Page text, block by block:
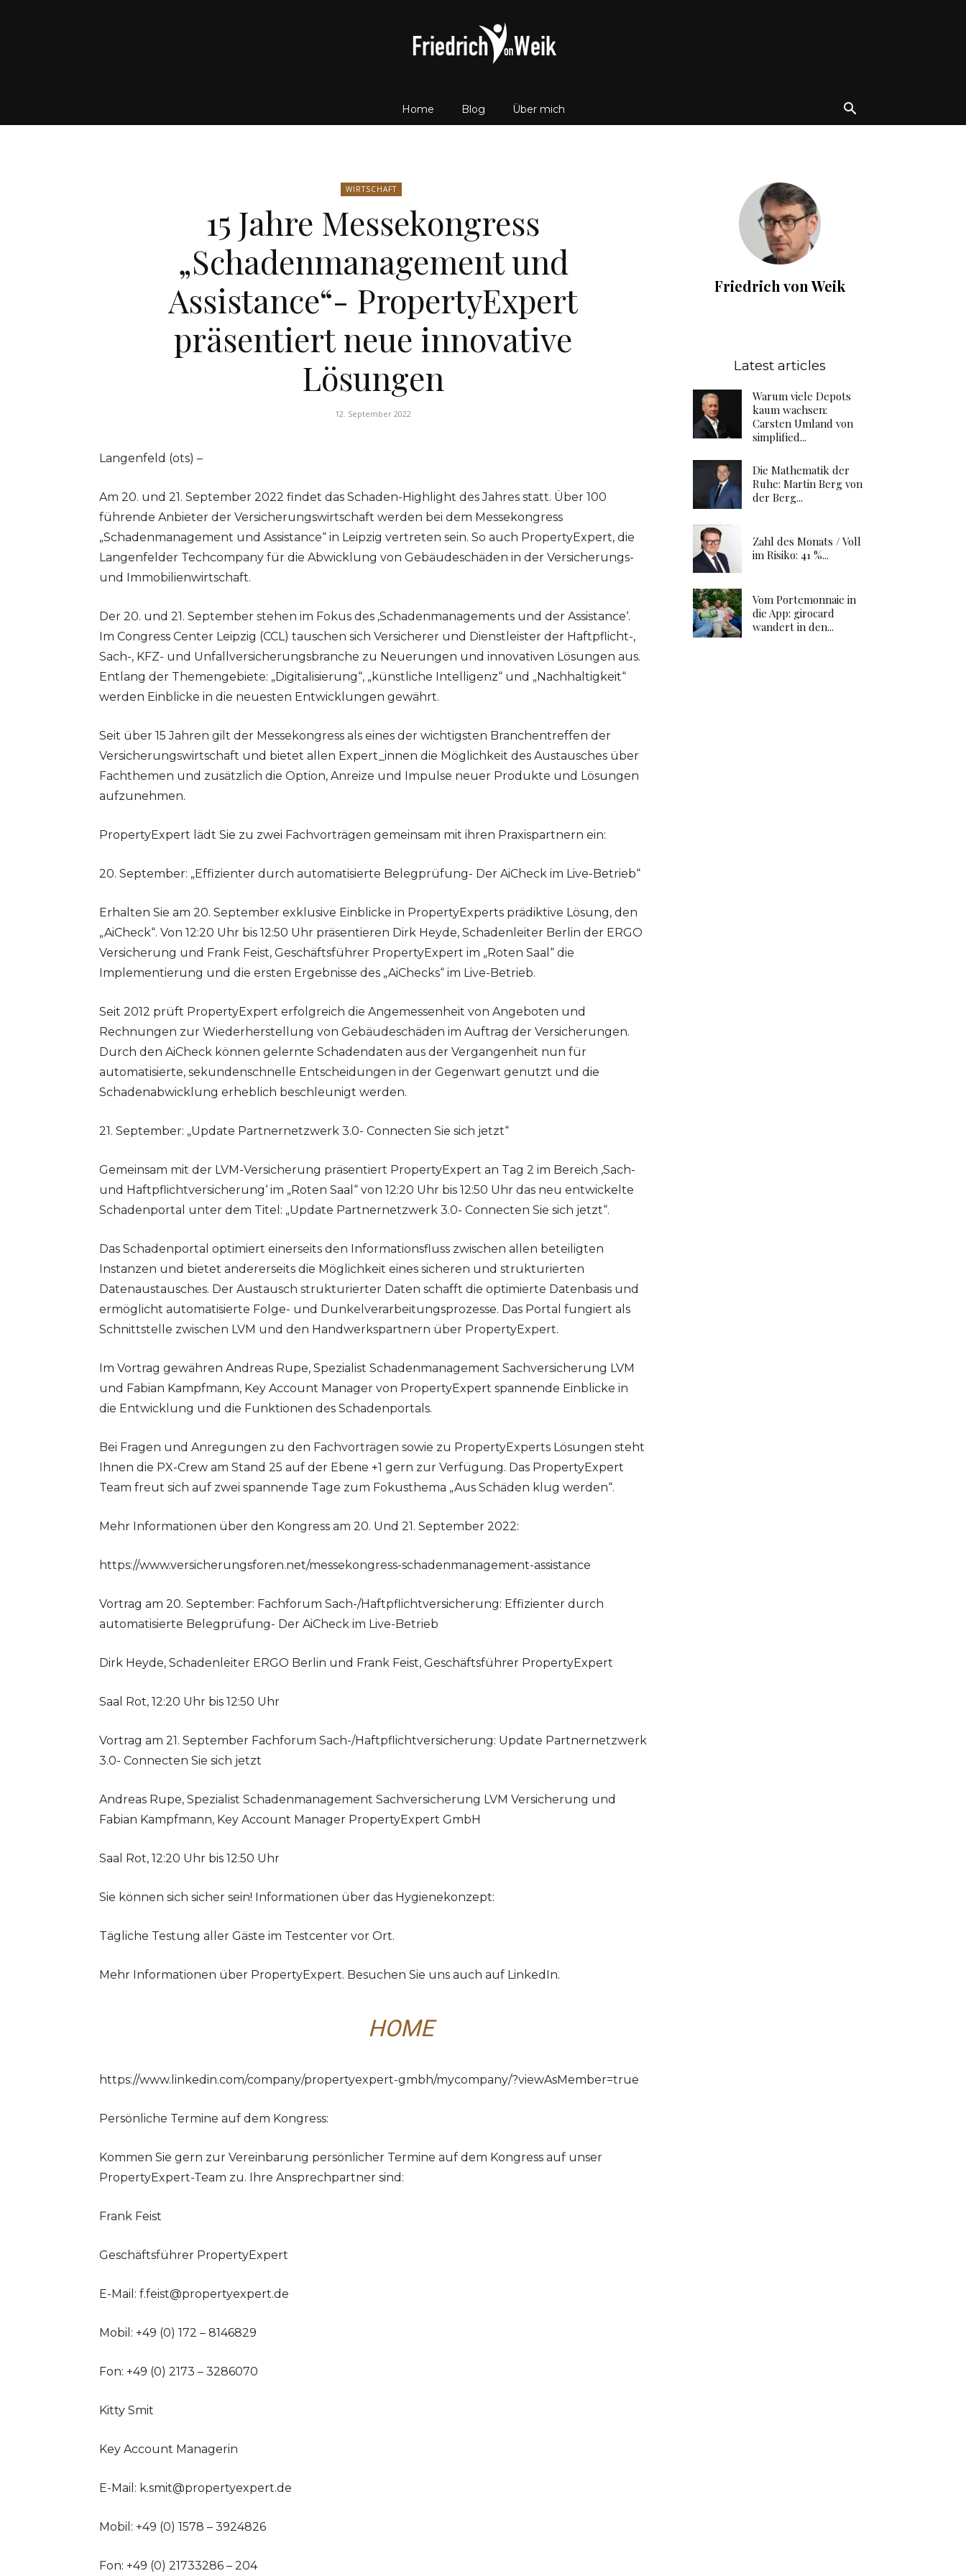
Friedrich
von
Weik
Home Blog Über mich
WIRTSCHAFT
15 Jahre Messekongress
„Schadenmanagement und
Assistance“- PropertyExpert
präsentiert neue innovative
Lösungen
12. September 2022
Langenfeld (ots) –
Am 20. und 21. September 2022 findet das Schaden-Highlight des Jahres statt. Über 100
führende Anbieter der Versicherungswirtschaft werden bei dem Messekongress
„Schadenmanagement und Assistance“ in Leipzig vertreten sein. So auch PropertyExpert, die
Langenfelder Techcompany für die Abwicklung von Gebäudeschäden in der Versicherungs-
und Immobilienwirtschaft.
Der 20. und 21. September stehen im Fokus des ‚Schadenmanagements und der Assistance‘.
Im Congress Center Leipzig (CCL) tauschen sich Versicherer und Dienstleister der Haftpflicht-,
Sach-, KFZ- und Unfallversicherungsbranche zu Neuerungen und innovativen Lösungen aus.
Entlang der Themengebiete: „Digitalisierung“, „künstliche Intelligenz“ und „Nachhaltigkeit“
werden Einblicke in die neuesten Entwicklungen gewährt.
Seit über 15 Jahren gilt der Messekongress als eines der wichtigsten Branchentreffen der
Versicherungswirtschaft und bietet allen Expert_innen die Möglichkeit des Austausches über
Fachthemen und zusätzlich die Option, Anreize und Impulse neuer Produkte und Lösungen
aufzunehmen.
PropertyExpert lädt Sie zu zwei Fachvorträgen gemeinsam mit ihren Praxispartnern ein:
20. September: „Effizienter durch automatisierte Belegprüfung- Der AiCheck im Live-Betrieb“
Erhalten Sie am 20. September exklusive Einblicke in PropertyExperts prädiktive Lösung, den
„AiCheck“. Von 12:20 Uhr bis 12:50 Uhr präsentieren Dirk Heyde, Schadenleiter Berlin der ERGO
Versicherung und Frank Feist, Geschäftsführer PropertyExpert im „Roten Saal“ die
Implementierung und die ersten Ergebnisse des „AiChecks“ im Live-Betrieb.
Seit 2012 prüft PropertyExpert erfolgreich die Angemessenheit von Angeboten und
Rechnungen zur Wiederherstellung von Gebäudeschäden im Auftrag der Versicherungen.
Durch den AiCheck können gelernte Schadendaten aus der Vergangenheit nun für
automatisierte, sekundenschnelle Entscheidungen in der Gegenwart genutzt und die
Schadenabwicklung erheblich beschleunigt werden.
21. September: „Update Partnernetzwerk 3.0- Connecten Sie sich jetzt“
Gemeinsam mit der LVM-Versicherung präsentiert PropertyExpert an Tag 2 im Bereich ‚Sach-
und Haftpflichtversicherung‘ im „Roten Saal“ von 12:20 Uhr bis 12:50 Uhr das neu entwickelte
Schadenportal unter dem Titel: „Update Partnernetzwerk 3.0- Connecten Sie sich jetzt“.
Das Schadenportal optimiert einerseits den Informationsfluss zwischen allen beteiligten
Instanzen und bietet andererseits die Möglichkeit eines sicheren und strukturierten
Datenaustausches. Der Austausch strukturierter Daten schafft die optimierte Datenbasis und
ermöglicht automatisierte Folge- und Dunkelverarbeitungsprozesse. Das Portal fungiert als
Schnittstelle zwischen LVM und den Handwerkspartnern über PropertyExpert.
Im Vortrag gewähren Andreas Rupe, Spezialist Schadenmanagement Sachversicherung LVM
und Fabian Kampfmann, Key Account Manager von PropertyExpert spannende Einblicke in
die Entwicklung und die Funktionen des Schadenportals.
Bei Fragen und Anregungen zu den Fachvorträgen sowie zu PropertyExperts Lösungen steht
Ihnen die PX-Crew am Stand 25 auf der Ebene +1 gern zur Verfügung. Das PropertyExpert
Team freut sich auf zwei spannende Tage zum Fokusthema „Aus Schäden klug werden“.
Mehr Informationen über den Kongress am 20. Und 21. September 2022:
https://www.versicherungsforen.net/messekongress-schadenmanagement-assistance
Vortrag am 20. September: Fachforum Sach-/Haftpflichtversicherung: Effizienter durch
automatisierte Belegprüfung- Der AiCheck im Live-Betrieb
Dirk Heyde, Schadenleiter ERGO Berlin und Frank Feist, Geschäftsführer PropertyExpert
Saal Rot, 12:20 Uhr bis 12:50 Uhr
Vortrag am 21. September Fachforum Sach-/Haftpflichtversicherung: Update Partnernetzwerk
3.0- Connecten Sie sich jetzt
Andreas Rupe, Spezialist Schadenmanagement Sachversicherung LVM Versicherung und
Fabian Kampfmann, Key Account Manager PropertyExpert GmbH
Saal Rot, 12:20 Uhr bis 12:50 Uhr
Sie können sich sicher sein! Informationen über das Hygienekonzept:
Tägliche Testung aller Gäste im Testcenter vor Ort.
Mehr Informationen über PropertyExpert. Besuchen Sie uns auch auf LinkedIn.
HOME
https://www.linkedin.com/company/propertyexpert-gmbh/mycompany/?viewAsMember=true
Persönliche Termine auf dem Kongress:
Kommen Sie gern zur Vereinbarung persönlicher Termine auf dem Kongress auf unser
PropertyExpert-Team zu. Ihre Ansprechpartner sind:
Frank Feist
Geschäftsführer PropertyExpert
E-Mail: f.feist@propertyexpert.de
Mobil: +49 (0) 172 – 8146829
Fon: +49 (0) 2173 – 3286070
Kitty Smit
Key Account Managerin
E-Mail: k.smit@propertyexpert.de
Mobil: +49 (0) 1578 – 3924826
Fon: +49 (0) 21733286 – 204
Friedrich von Weik
Latest articles
Warum viele Depots
kaum wachsen:
Carsten Umland von
simplified...
Die Mathematik der
Ruhe: Martin Berg von
der Berg...
Zahl des Monats / Voll
im Risiko: 41 %...
Vom Portemonnaie in
die App: girocard
wandert in den...